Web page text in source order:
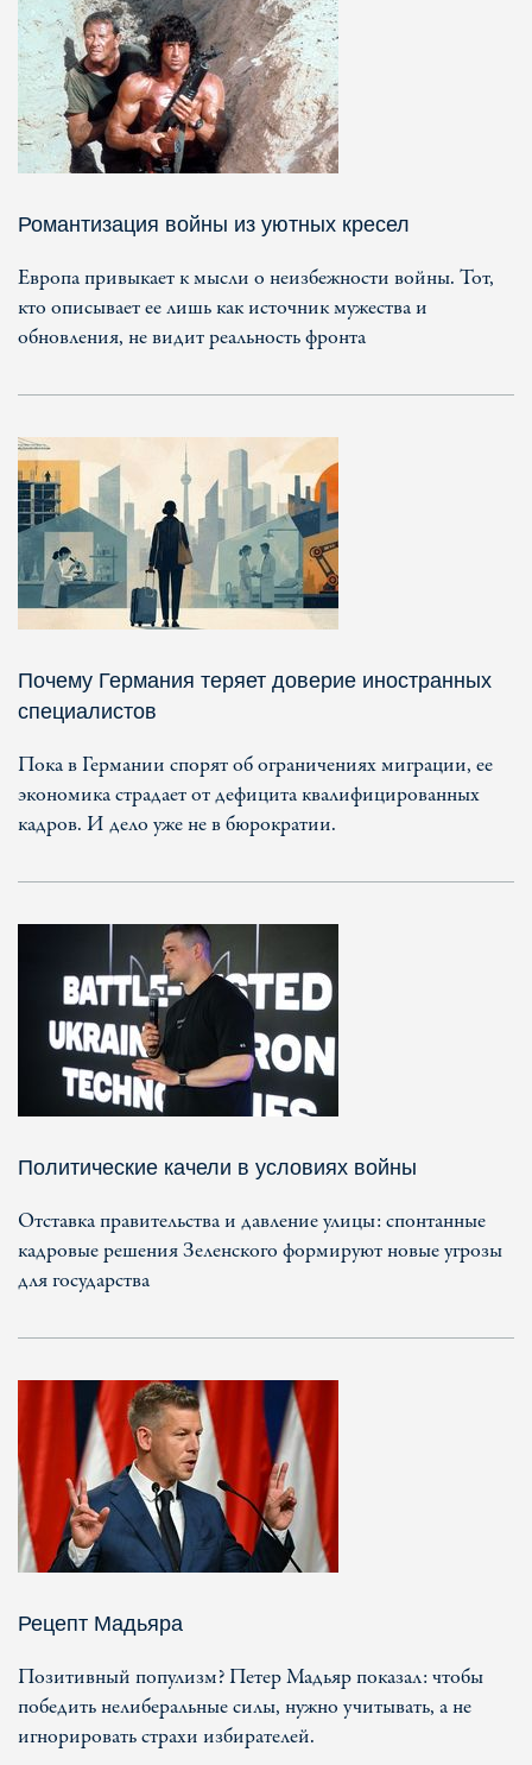
Романтизация войны из уютных кресел
Европа привыкает к мысли о неизбежности войны. Тот,
кто описывает ее лишь как источник мужества и
обновления, не видит реальность фронта
Почему Германия теряет доверие иностранных
специалистов
Пока в Германии спорят об ограничениях миграции, ее
экономика страдает от дефицита квалифицированных
кадров. И дело уже не в бюрократии.
Политические качели в условиях войны
Отставка правительства и давление улицы: спонтанные
кадровые решения Зеленского формируют новые угрозы
для государства
Рецепт Мадьяра
Позитивный популизм? Петер Мадьяр показал: чтобы
победить нелиберальные силы, нужно учитывать, а не
игнорировать страхи избирателей.